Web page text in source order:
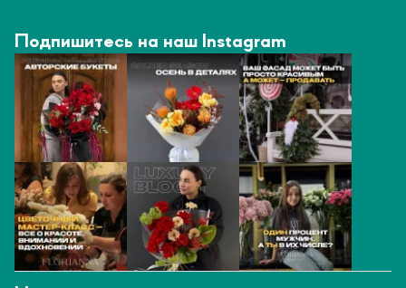
Подпишитесь на наш Instagram